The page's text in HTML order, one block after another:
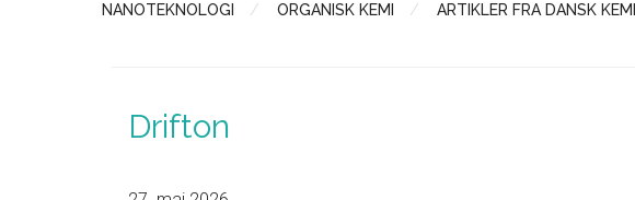
NANOTEKNOLOGI
ORGANISK KEMI ARTIKLER FRA DANSK KEMI
Drifton